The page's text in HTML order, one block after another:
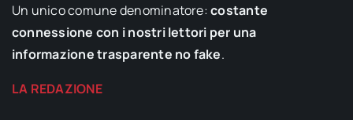
Un unico comune denominatore:costante
connessione con i nostri lettori per una
informazione trasparente no fake.
LA REDAZIONE